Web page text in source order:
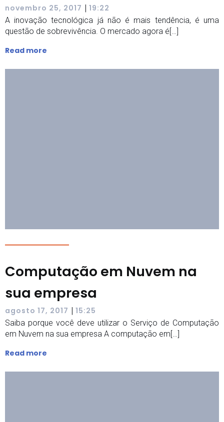
novembro 25, 2017 | 19:22
A inovação tecnológica já não é mais tendência, é uma
questão de sobrevivência. O mercado agora é[…]
Read more
Computação em Nuvem na
sua empresa
agosto 17, 2017 | 15:25
Saiba porque você deve utilizar o Serviço de Computação
em Nuvem na sua empresa A computação em[…]
Read more